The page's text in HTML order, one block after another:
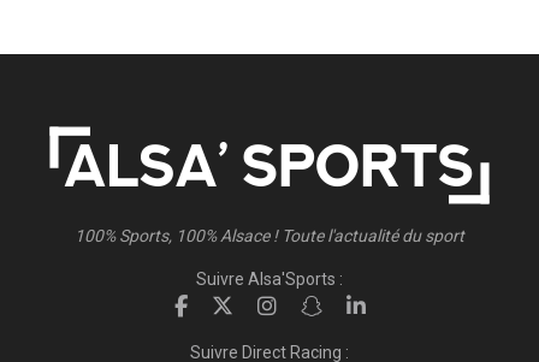
100% Sports, 100% Alsace ! Toute l'actualité du sport
Suivre Alsa'Sports :
Suivre Direct Racing :